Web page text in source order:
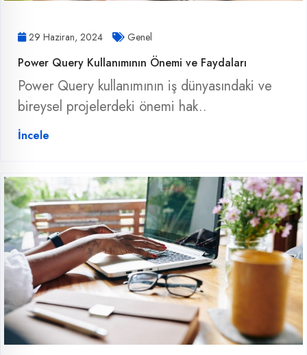
29 Haziran, 2024 Genel
Power Query Kullanımının Önemi ve Faydaları
Power Query kullanımının iş dünyasındaki ve
bireysel projelerdeki önemi hak..
İncele